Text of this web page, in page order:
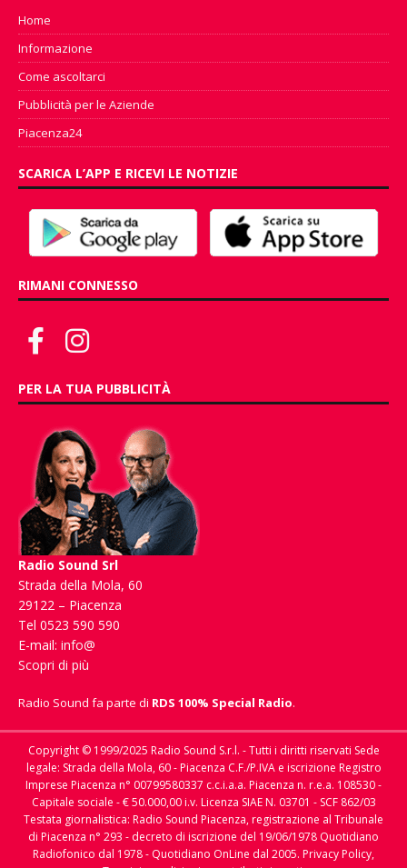
Home
Informazione
Come ascoltarci
Pubblicità per le Aziende
Piacenza24
SCARICA L’APP E RICEVI LE NOTIZIE
RIMANI CONNESSO
PER LA TUA PUBBLICITÀ
Radio Sound Srl
Strada della Mola, 60
29122 – Piacenza
Tel 0523 590 590
E-mail: info@
Scopri di più
Radio Sound fa parte di RDS 100% Special Radio.
Copyright © 1999/2025 Radio Sound S.r.l. - Tutti i diritti riservati Sede
legale: Strada della Mola, 60 - Piacenza C.F./P.IVA e iscrizione Registro
Imprese Piacenza n° 00799580337 c.c.i.a.a. Piacenza n. r.e.a. 108530 -
Capitale sociale - € 50.000,00 i.v. Licenza SIAE N. 03701 - SCF 862/03
Testata giornalistica: Radio Sound Piacenza, registrazione al Tribunale
di Piacenza n° 293 - decreto di iscrizione del 19/06/1978 Quotidiano
Radiofonico dal 1978 - Quotidiano OnLine dal 2005. Privacy Policy,